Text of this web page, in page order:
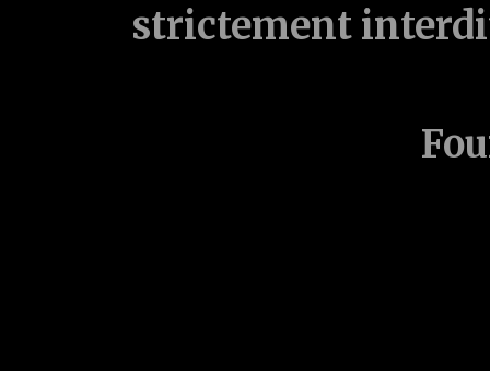
strictement